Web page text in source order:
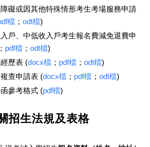
礙或因其他特殊情形考生考場服務申請
檔； odt檔)
戶、中低收入戶考生報名費減免退費申
pdf檔； odt檔)
歷表 (docx檔； pdf檔； odt檔)
查申請表 (docx檔； pdf檔； odt檔)
參考格式 (pdf檔)
招生法規及表格